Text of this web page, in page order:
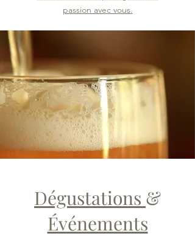
passion avec vous.
Dégustations &
Événements